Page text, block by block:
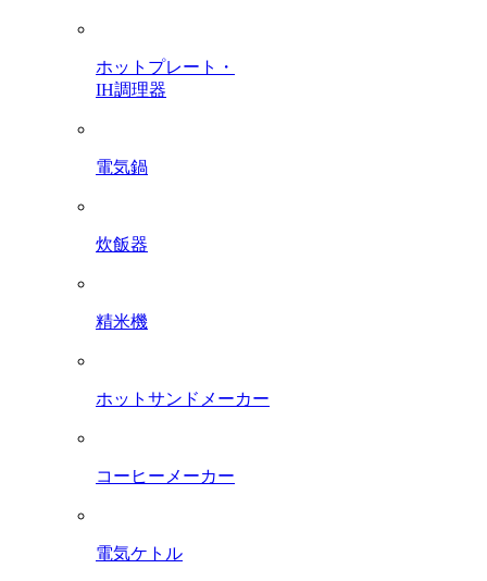
ホットプレート・
IH調理器
電気鍋
炊飯器
精米機
ホットサンドメーカー
コーヒーメーカー
電気ケトル